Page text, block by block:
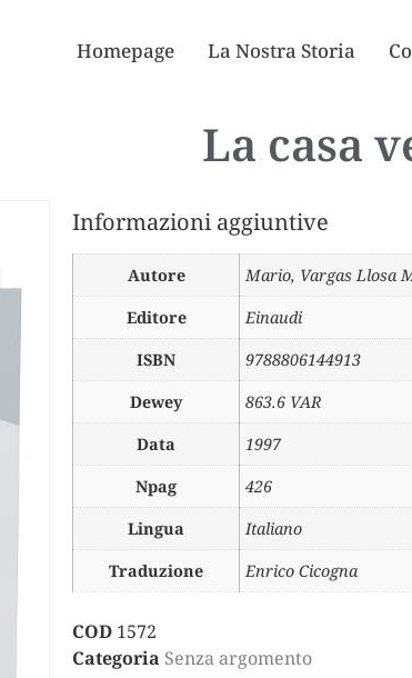
Homepage La Nostra Storia
La casa
Informazioni aggiuntive
Autore Mario, Vargas Llosa
Editore
Einaudi
ISBN
9788806144913
Dewey
863.6 VAR
Data
1997
Npag
426
Lingua
Italiano
Traduzione
Enrico Cicogna
COD 1572
Categoria Senza argomento